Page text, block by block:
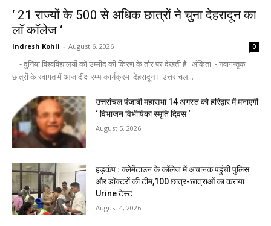
‘ 21 राज्यों के 500 से अधिक छात्रों ने चुना देहरादून का
लाॅ काॅलेज ‘
Indresh Kohli - August 6, 2026 0
- दुनिया विश्वविद्यालयों को उम्मीद की किरण के तौर पर देखती है : अंकिता - नवागन्तुक
छात्रों के स्वागत में आज दीक्षारम्भ कार्यक्रम देहरादून। उत्तरांचल...
उत्तरांचल पंजाबी महासभा 14 अगस्त को हरिद्वार में मनाएगी
‘ विभाजन विभीषिका स्मृति दिवस ‘
August 5, 2026
हड़कंप : क्लेमेंटाउन के कॉलेज में अचानक पहुंची पुलिस
और डॉक्टरों की टीम,100 छात्र-छात्राओं का कराया
Urine टेस्ट
August 4, 2026